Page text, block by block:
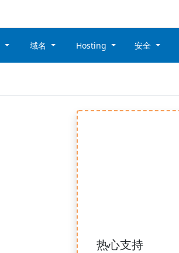
域名 Hosting 安全
热心支持